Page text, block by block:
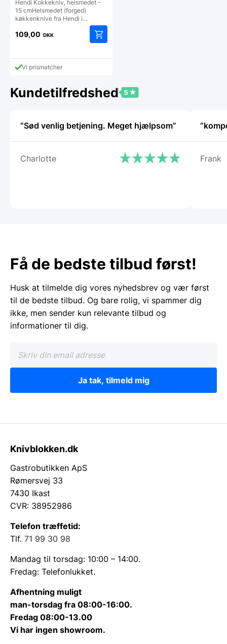
Hendi Kokkekniv, helsmedet -
15 cmHelsmedet (forged)
køkkenknive fra Hendi i…
109,00 DKK
Vi prismatcher
Kundetilfredshed
“Sød venlig betjening. Meget hjælpsom”
Charlotte Frank
Få de bedste tilbud først!
Husk at tilmelde dig vores nyhedsbrev og vær først
til de bedste tilbud. Og bare rolig, vi spammer dig
ikke, men sender kun relevante tilbud og
informationer til dig.
Ja tak, tilmeld mig
Knivblokken.dk
Gastrobutikken ApS
Rømersvej 33
7430 Ikast
CVR: 38952986
Telefon træffetid:
Tlf. 71 99 30 98
Mandag til torsdag: 10:00 – 14:00.
Fredag: Telefonlukket.
Afhentning muligt
man-torsdag fra 08:00-16:00.
Fredag 08:00-13.00
Vi har ingen showroom.